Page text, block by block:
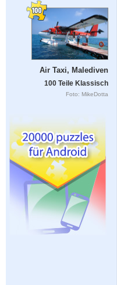
Air Taxi, Malediven
100 Teile Klassisch
Foto: MikeDotta